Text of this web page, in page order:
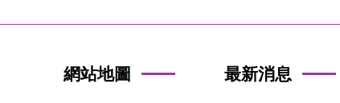
網站地圖 最新消息